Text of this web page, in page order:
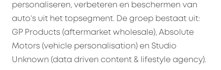
personaliseren, verbeteren en beschermen van
auto’s uit het topsegment. De groep bestaat uit:
GP Products (aftermarket wholesale), Absolute
Motors (vehicle personalisation) en Studio
Unknown (data driven content & lifestyle agency).